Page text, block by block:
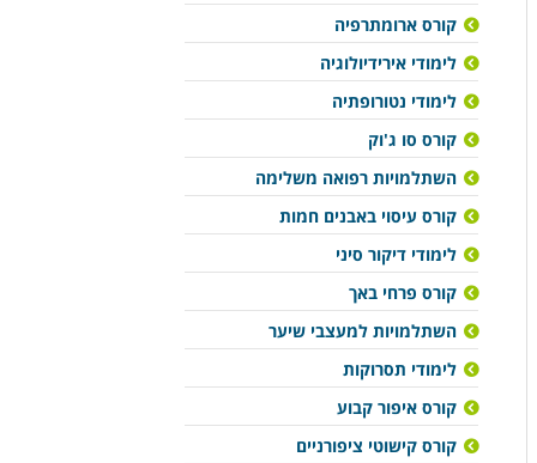
קורס ארומתרפיה
לימודי אירידיולוגיה
לימודי נטורופתיה
קורס סו ג'וק
השתלמויות רפואה משלימה
קורס עיסוי באבנים חמות
לימודי דיקור סיני
קורס פרחי באך
השתלמויות למעצבי שיער
לימודי תסרוקות
קורס איפור קבוע
קורס קישוטי ציפורניים